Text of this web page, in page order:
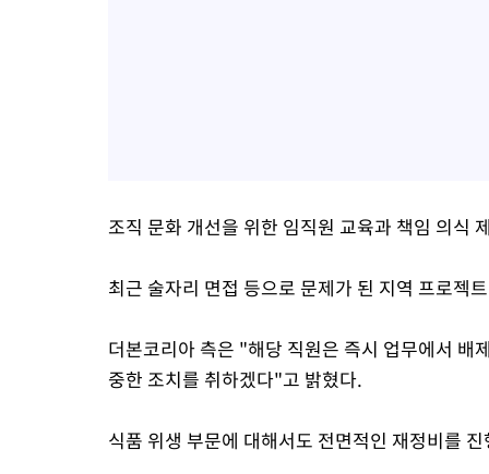
조직 문화 개선을 위한 임직원 교육과 책임 의식
최근 술자리 면접 등으로 문제가 된 지역 프로젝
더본코리아 측은 "해당 직원은 즉시 업무에서
중한 조치를 취하겠다"고 밝혔다.
식품 위생 부문에 대해서도 전면적인 재정비를